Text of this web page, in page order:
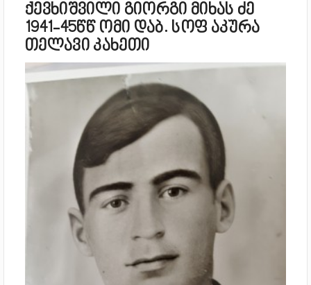
ქევხიშვილი გიორგი მიხას ძე
1941-45წწ ომი დაბ. სოფ აკურა
თელავი კახეთი